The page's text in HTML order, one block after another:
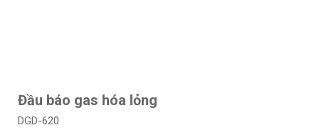
Đầu báo gas hóa lỏng
DGD-620